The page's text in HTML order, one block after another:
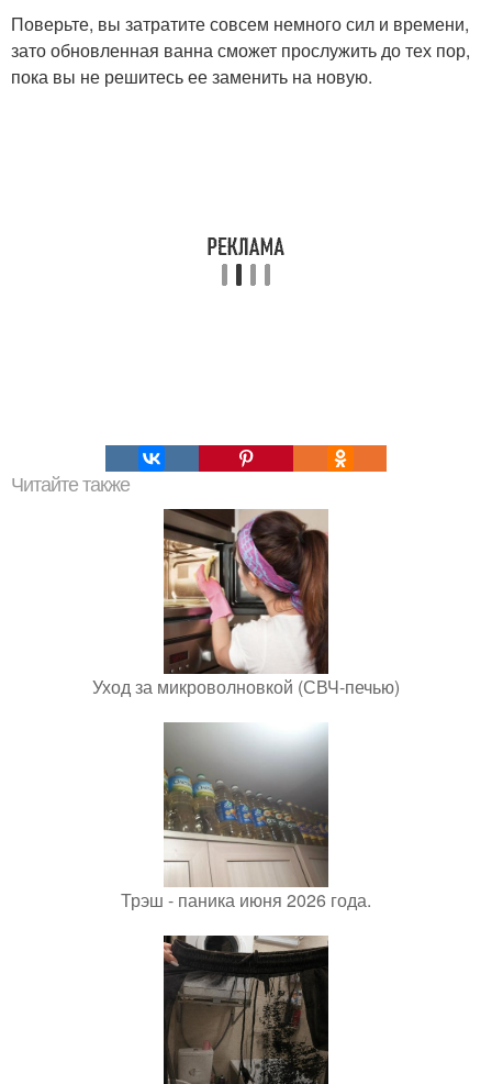
Поверьте, вы затратите совсем немного сил и времени,
зато обновленная ванна сможет прослужить до тех пор,
пока вы не решитесь ее заменить на новую.
Читайте также
Уход за микроволновкой (СВЧ-печью)
Трэш - паника июня 2026 года.